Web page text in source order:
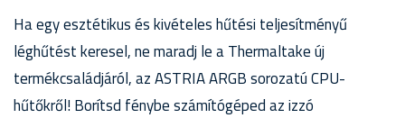
Ha egy esztétikus és kivételes hűtési teljesítményű
léghűtést keresel, ne maradj le a Thermaltake új
termékcsaládjáról, az ASTRIA ARGB sorozatú CPU-
hűtőkről! Borítsd fénybe számítógéped az izzó